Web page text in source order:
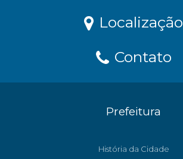
Localização
Contato
Prefeitura
História da Cidade